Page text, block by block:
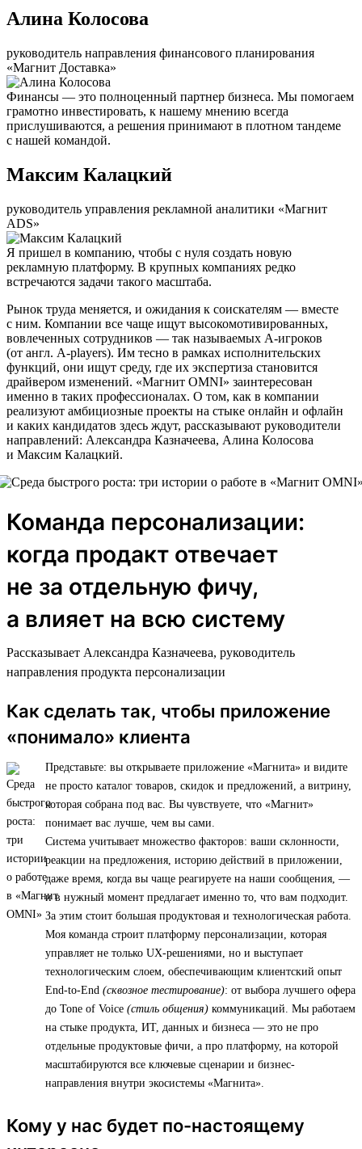
Алина Колосова
руководитель направления финансового планирования
«Магнит Доставка»
Финансы — это полноценный партнер бизнеса. Мы помогаем
грамотно инвестировать, к нашему мнению всегда
прислушиваются, а решения принимают в плотном тандеме
с нашей командой.
Максим Калацкий
руководитель управления рекламной аналитики «Магнит
ADS»
Я пришел в компанию, чтобы с нуля создать новую
рекламную платформу. В крупных компаниях редко
встречаются задачи такого масштаба.
Рынок труда меняется, и ожидания к соискателям — вместе
с ним. Компании все чаще ищут высокомотивированных,
вовлеченных сотрудников — так называемых А-игроков
(от англ. A-players). Им тесно в рамках исполнительских
функций, они ищут среду, где их экспертиза становится
драйвером изменений. «Магнит OMNI» заинтересован
именно в таких профессионалах. О том, как в компании
реализуют амбициозные проекты на стыке онлайн и офлайн
и каких кандидатов здесь ждут, рассказывают руководители
направлений: Александра Казначеева, Алина Колосова
и Максим Калацкий.
Команда персонализации:
когда продакт отвечает
не за отдельную фичу,
а влияет на всю систему
Рассказывает Александра Казначеева, руководитель
направления продукта персонализации
Как сделать так, чтобы приложение
«понимало» клиента
Представьте: вы открываете приложение «Магнита» и видите
не просто каталог товаров, скидок и предложений, а витрину,
которая собрана под вас. Вы чувствуете, что «Магнит»
понимает вас лучше, чем вы сами.
Система учитывает множество факторов: ваши склонности,
реакции на предложения, историю действий в приложении,
даже время, когда вы чаще реагируете на наши сообщения, —
и в нужный момент предлагает именно то, что вам подходит.
За этим стоит большая продуктовая и технологическая работа.
Моя команда строит платформу персонализации, которая
управляет не только UX-решениями, но и выступает
технологическим слоем, обеспечивающим клиентский опыт
End-to-End (сквозное тестирование): от выбора лучшего офера
до Tone of Voice (стиль общения) коммуникаций. Мы работаем
на стыке продукта, ИТ, данных и бизнеса — это не про
отдельные продуктовые фичи, а про платформу, на которой
масштабируются все ключевые сценарии и бизнес-
направления внутри экосистемы «Магнита».
Кому у нас будет по-настоящему